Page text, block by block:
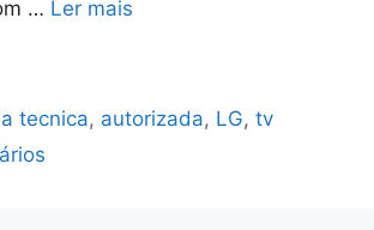
… Ler mais
tecnica, autorizada, LG,tv